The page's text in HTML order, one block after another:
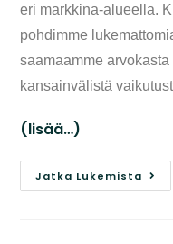
eri markkina-alueella.
pohdimme
saamaamme
kansainvälistä
(lisää…)
Jatka Lukemista